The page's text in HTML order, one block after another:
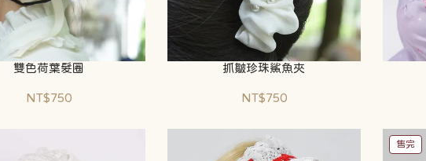
雙色荷葉髮圈
NT$750
抓皺珍珠鯊魚夾
NT$750
售完